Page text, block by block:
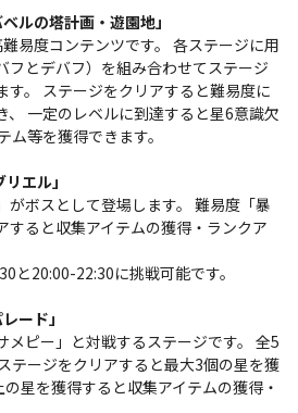
ルの塔計画・遊園地」
易度コンテンツです。 各ステージに用
フとデバフ）を組み合わせてステージ
す。 ステージをクリアすると難易度に
、 一定のレベルに到達すると星6意識欠
等を獲得できます。
エル」
がボスとして登場します。 難易度「暴
すると収集アイテムの獲得・ランクア
と20:00-22:30に挑戦可能です。
ード」
メピー」と対戦するステージです。 全5
テージをクリアすると最大3個の星を獲
星を獲得すると収集アイテムの獲得・